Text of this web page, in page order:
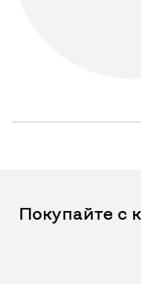
Покупайте с